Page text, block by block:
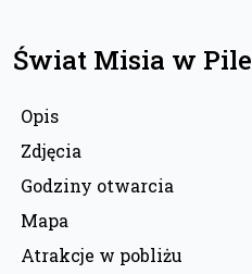
Świat Misia w Pile
Opis
Zdjęcia
Godziny otwarcia
Mapa
Atrakcje w pobliżu